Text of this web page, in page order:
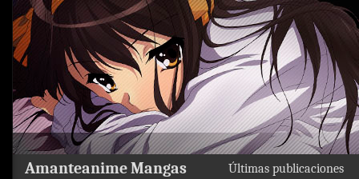
Últimas publicaciones
Amanteanime Mangas